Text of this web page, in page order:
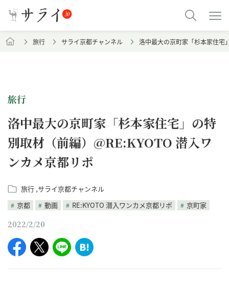
旅行 サライ京都チャンネル 洛中最大の京町家「杉本家住宅
旅行
洛中最大の京町家「杉本家住宅」の特
別取材（前編）@RE:KYOTO 潜入ワ
ンカメ京都リポ
旅行 サライ京都チャンネル
京都
動画 RE:KYOTO 潜入ワンカメ京都リポ 京町家
2022/2/20